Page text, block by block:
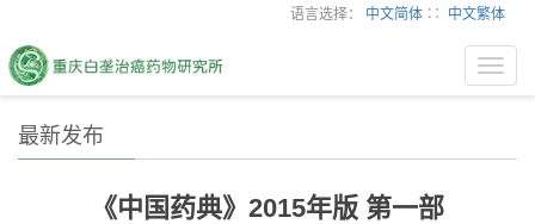
语言选择： 中文简体 ∷ 中文繁体
最新发布
《中国药典》2015年版 第一部